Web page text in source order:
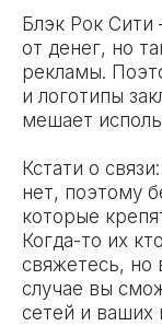
Блэк Рок Сити
от денег, но
рекламы.
и логотипы
мешает
Кстати о
нет, поэтому
которые
Когда-то их
свяжетесь, но
случае вы
сетей и ваших